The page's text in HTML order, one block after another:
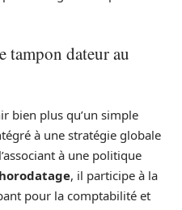
tampon dateur au
bien plus qu’un simple
à une stratégie globale
à une politique
, il participe à la
pour la comptabilité et